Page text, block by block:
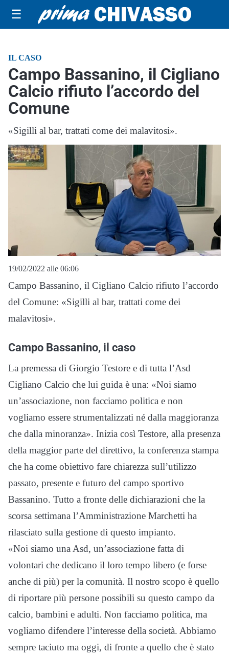
☰
IL CASO
Campo Bassanino, il Cigliano
Calcio rifiuto l’accordo del
Comune
«Sigilli al bar, trattati come dei malavitosi».
19/02/2022 alle 06:06
Campo Bassanino, il Cigliano Calcio rifiuto l’accordo
del Comune: «Sigilli al bar, trattati come dei
malavitosi».
Campo Bassanino, il caso
La premessa di Giorgio Testore e di tutta l’Asd
Cigliano Calcio che lui guida è una: «Noi siamo
un’associazione, non facciamo politica e non
vogliamo essere strumentalizzati né dalla maggioranza
che dalla minoranza». Inizia così Testore, alla presenza
della maggior parte del direttivo, la conferenza stampa
che ha come obiettivo fare chiarezza sull’utilizzo
passato, presente e futuro del campo sportivo
Bassanino. Tutto a fronte delle dichiarazioni che la
scorsa settimana l’Amministrazione Marchetti ha
rilasciato sulla gestione di questo impianto.
«Noi siamo una Asd, un’associazione fatta di
volontari che dedicano il loro tempo libero (e forse
anche di più) per la comunità. Il nostro scopo è quello
di riportare più persone possibili su questo campo da
calcio, bambini e adulti. Non facciamo politica, ma
vogliamo difendere l’interesse della società. Abbiamo
sempre taciuto ma oggi, di fronte a quello che è stato